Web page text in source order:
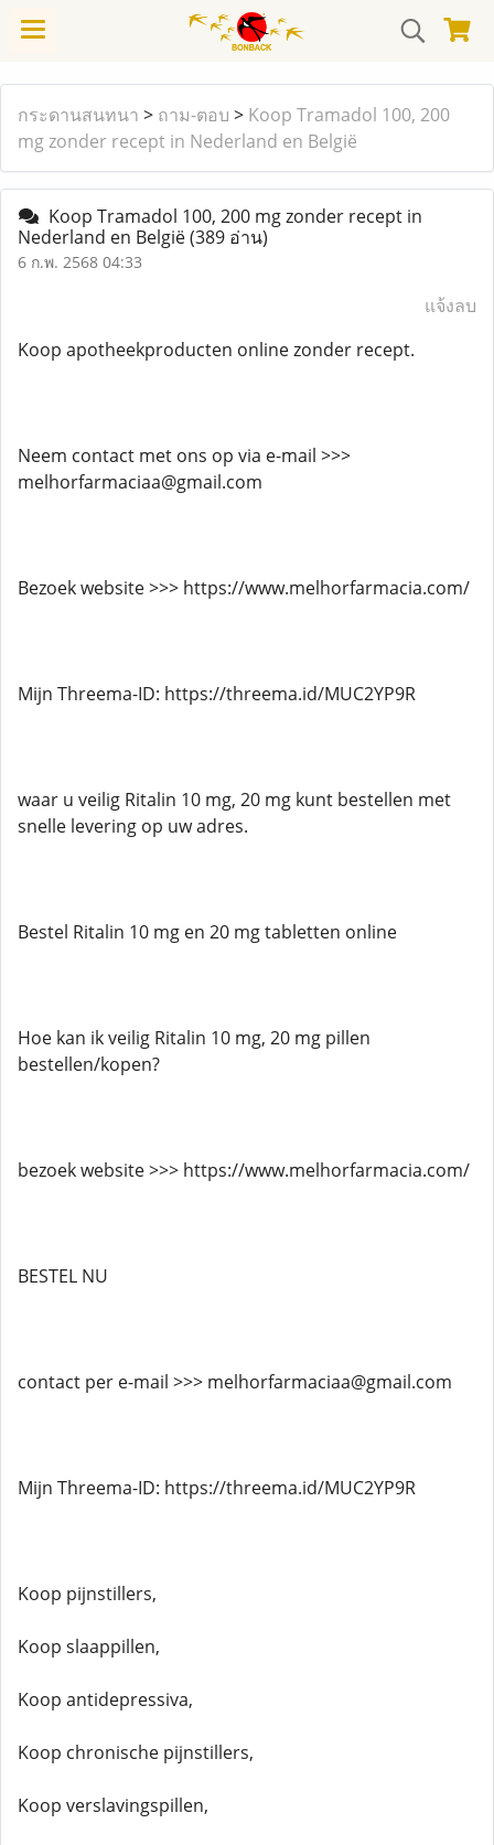
กระดานสนทนา > ถาม-ตอบ > Koop Tramadol 100, 200
mg zonder recept in Nederland en België
Koop Tramadol 100, 200 mg zonder recept in
Nederland en België(389 อ่าน)
6 ก.พ. 2568 04:33
แจ้งลบ
Koop apotheekproducten online zonder recept.
Neem contact met ons op via e-mail >>>
melhorfarmaciaa@gmail.com
Bezoek website >>> https://www.melhorfarmacia.com/
Mijn Threema-ID: https://threema.id/MUC2YP9R
waar u veilig Ritalin 10 mg, 20 mg kunt bestellen met
snelle levering op uw adres.
Bestel Ritalin 10 mg en 20 mg tabletten online
Hoe kan ik veilig Ritalin 10 mg, 20 mg pillen
bestellen/kopen?
bezoek website >>> https://www.melhorfarmacia.com/
BESTEL NU
contact per e-mail >>> melhorfarmaciaa@gmail.com
Mijn Threema-ID: https://threema.id/MUC2YP9R
Koop pijnstillers,
Koop slaappillen,
Koop antidepressiva,
Koop chronische pijnstillers,
Koop verslavingspillen,